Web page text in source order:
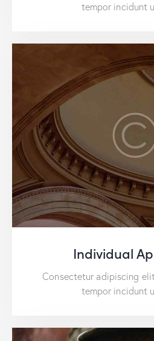
tempor incidunt
Individual
Consectetur adipiscing
tempor incidunt